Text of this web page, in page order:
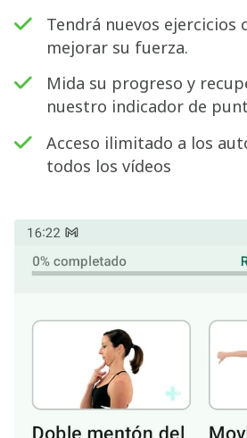
Buscar
Tendrá nuevos ejercicios
mejorar su fuerza.
Mida su progreso y
nuestro indicador de
Acceso ilimitado a los
todos los vídeos